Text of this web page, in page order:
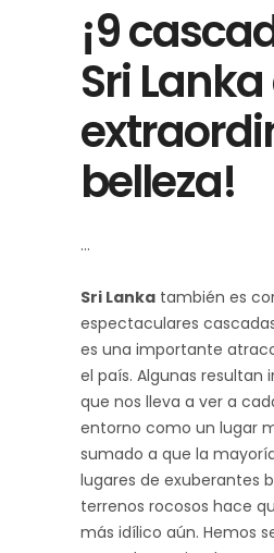
¡9
Sri
belleza!
Sri Lanka también es
espectaculares
es una importante
el país. Algunas resultan
que nos lleva a ver a
entorno como un lugar
sumado a que la
lugares de exuberantes
terrenos rocosos hace
más idílico aún. Hemos